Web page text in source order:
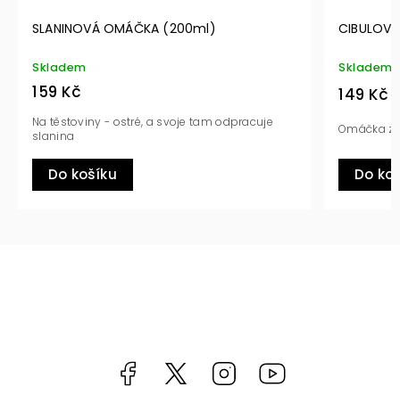
(200ml)
a svoje tam odpracuje
CIBULOVÁ BÍLÁ OMÁČKA s
Omáčka ze sladké bílé cibule
Facebook https://twitter.com/worldofchilli
Instagram